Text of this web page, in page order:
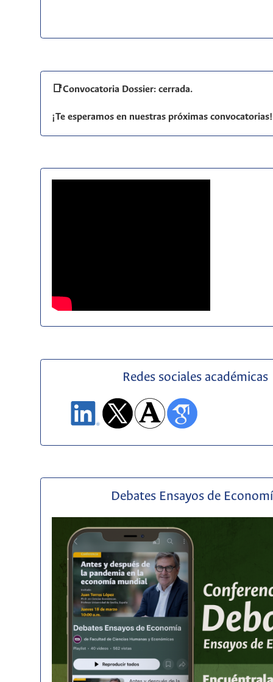
📑Convocatoria Dossier: cerrada.
¡Te esperamos en nuestras próximas
Redes sociales académicas
Debates Ensayos de